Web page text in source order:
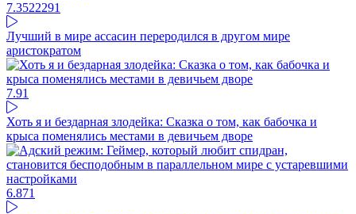
7.3522291
Лучший в мире ассасин переродился в другом мире
аристократом
7.91
Хоть я и бездарная злодейка: Сказка о том, как бабочка и
крыса поменялись местами в девичьем дворе
6.871